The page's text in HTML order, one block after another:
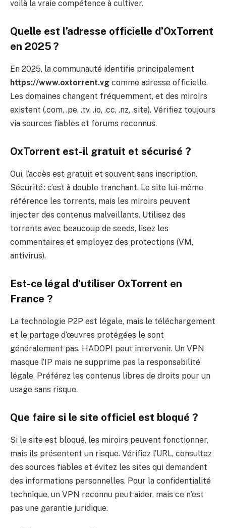
voilà la vraie compétence à cultiver.
Quelle est l’adresse officielle d’OxTorrent
en 2025 ?
En 2025, la communauté identifie principalement
https://www.oxtorrent.vg comme adresse officielle.
Les domaines changent fréquemment, et des miroirs
existent (.com, .pe, .tv, .io, .cc, .nz, .site). Vérifiez toujours
via sources fiables et forums reconnus.
OxTorrent est-il gratuit et sécurisé ?
Oui, l’accès est gratuit et souvent sans inscription.
Sécurité : c’est à double tranchant. Le site lui-même
référence les torrents, mais les miroirs peuvent
injecter des contenus malveillants. Utilisez des
torrents avec beaucoup de seeds, lisez les
commentaires et employez des protections (VM,
antivirus).
Est-ce légal d’utiliser OxTorrent en
France ?
La technologie P2P est légale, mais le téléchargement
et le partage d’œuvres protégées le sont
généralement pas. HADOPI peut intervenir. Un VPN
masque l’IP mais ne supprime pas la responsabilité
légale. Préférez les contenus libres de droits pour un
usage sans risque.
Que faire si le site officiel est bloqué ?
Si le site est bloqué, les miroirs peuvent fonctionner,
mais ils présentent un risque. Vérifiez l’URL, consultez
des sources fiables et évitez les sites qui demandent
des informations personnelles. Pour la confidentialité
technique, un VPN reconnu peut aider, mais ce n’est
pas une garantie juridique.